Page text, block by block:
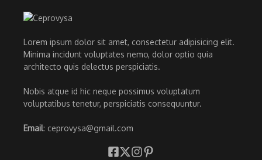
Lorem ipsum dolor sit amet, consectetur adipisicing elit.
Minima incidunt voluptates nemo, dolor optio quia
architecto quis delectus perspiciatis.
Nobis atque id hic neque possimus voluptatum
voluptatibus tenetur, perspiciatis consequuntur.
Email: ceprovysa@gmail.com